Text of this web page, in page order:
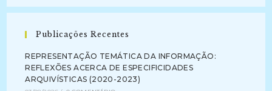
Publicações Recentes
REPRESENTAÇÃO TEMÁTICA DA INFORMAÇÃO:
REFLEXÕES ACERCA DE ESPECIFICIDADES
ARQUIVÍSTICAS (2020-2023)